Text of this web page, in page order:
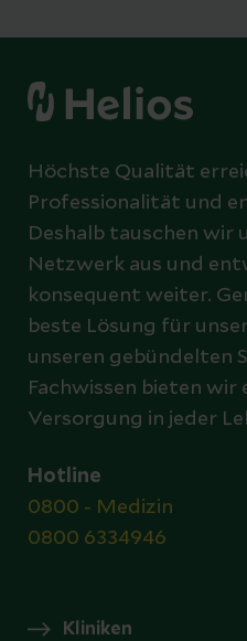
Höchste Qualität
Professionalität und
Deshalb tauschen wir
Netzwerk aus und
konsequent weiter.
beste Lösung für
unseren gebündelten
Fachwissen bieten
Versorgung in jeder
Hotline
0800 - Medizin
0800 6334946
Kliniken